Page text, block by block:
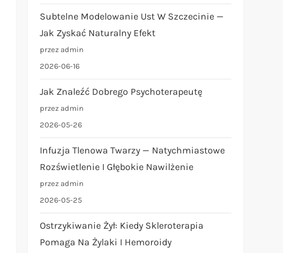
Subtelne Modelowanie Ust W Szczecinie —
Jak Zyskać Naturalny Efekt
przez admin
2026-06-16
Jak Znaleźć Dobrego Psychoterapeutę
przez admin
2026-05-26
Infuzja Tlenowa Twarzy — Natychmiastowe
Rozświetlenie I Głębokie Nawilżenie
przez admin
2026-05-25
Ostrzykiwanie Żył: Kiedy Skleroterapia
Pomaga Na Żylaki I Hemoroidy